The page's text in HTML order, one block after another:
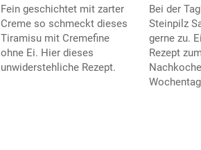
Fein geschichtet mit zarter
Creme so schmeckt dieses
Tiramisu mit Cremefine
ohne Ei. Hier dieses
unwiderstehliche Rezept.
Bei der
Steinpilz
gerne zu.
Rezept